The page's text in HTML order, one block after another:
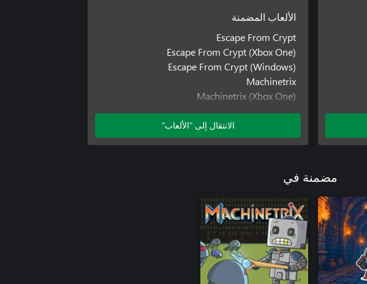
الألعاب المضمنة
Escape From Crypt
Escape From Crypt (Xbox One)
Escape From Crypt (Windows)
Machinetrix
Machinetrix (Xbox One)
Machinetrix (Windows)
الانتقال إلى "الألعاب"
مضمنة في